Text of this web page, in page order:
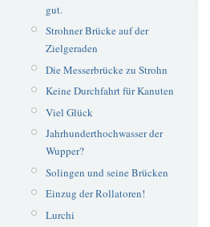
gut.
Strohner Brücke auf der
Zielgeraden
Die Messerbrücke zu Strohn
Keine Durchfahrt für Kanuten
Viel Glück
Jahrhunderthochwasser der
Wupper?
Solingen und seine Brücken
Einzug der Rollatoren!
Lurchi